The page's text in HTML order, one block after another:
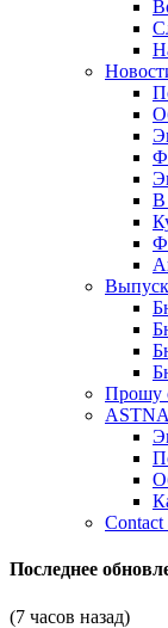
В
Прошу
ASTNA
Contact
Последнее
(7 часов назад)